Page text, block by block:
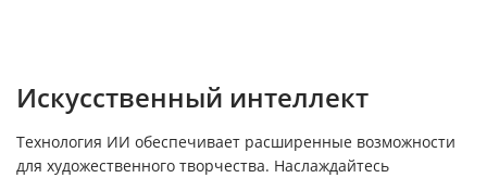
Искусственный интеллект
Технология ИИ обеспечивает расширенные возможности
для художественного творчества. Наслаждайтесь